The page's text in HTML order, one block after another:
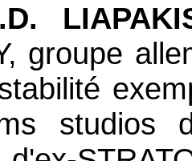
, groupe
studios